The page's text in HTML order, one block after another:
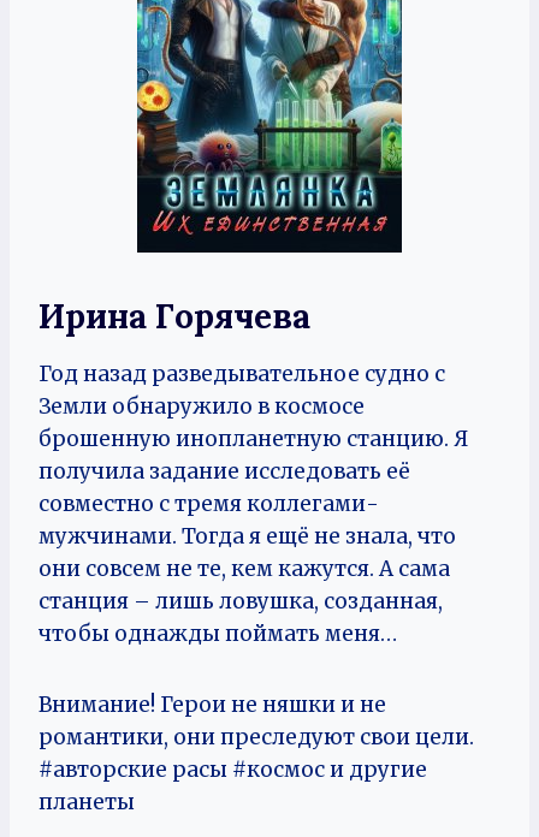
Ирина Горячева
Год назад разведывательное судно с
Земли обнаружило в космосе
брошенную инопланетную станцию. Я
получила задание исследовать её
совместно с тремя коллегами-
мужчинами. Тогда я ещё не знала, что
они совсем не те, кем кажутся. А сама
станция – лишь ловушка, созданная,
чтобы однажды поймать меня…
Внимание! Герои не няшки и не
романтики, они преследуют свои цели.
#авторские расы #космос и другие
планеты